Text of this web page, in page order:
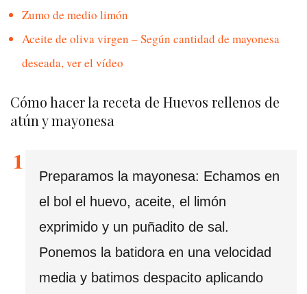
Zumo de medio limón
Aceite de oliva virgen – Según cantidad de mayonesa
deseada, ver el vídeo
Cómo hacer la receta de Huevos rellenos de
atún y mayonesa
Preparamos la mayonesa: Echamos en
el bol el huevo, aceite, el limón
exprimido y un puñadito de sal.
Ponemos la batidora en una velocidad
media y batimos despacito aplicando